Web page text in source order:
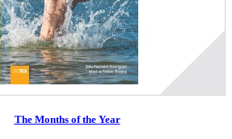
The Months of the Year